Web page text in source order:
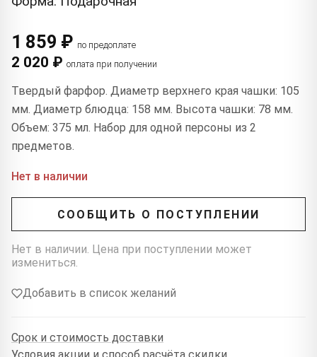
1 859 ₽ по предоплате
2 020 ₽ оплата при получении
Твердый фарфор. Диаметр верхнего края чашки: 105
мм. Диаметр блюдца: 158 мм. Высота чашки: 78 мм.
Объем: 375 мл. Набор для одной персоны из 2
предметов.
Нет в наличии
СООБЩИТЬ О ПОСТУПЛЕНИИ
Нет в наличии. Цена при поступлении может
измениться.
Добавить в список желаний
Срок и стоимость доставки